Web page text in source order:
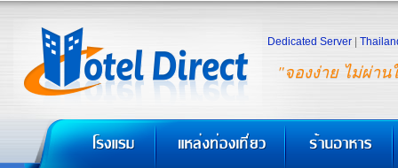
"จองง่าย ไม่ผ่าน
Dedicated Server